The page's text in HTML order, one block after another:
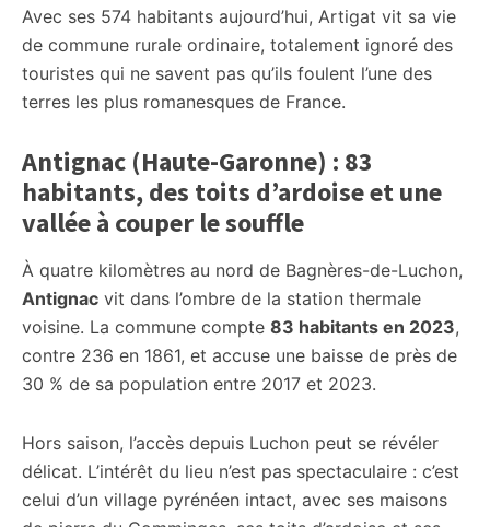
Avec ses 574 habitants aujourd’hui, Artigat vit sa vie
de commune rurale ordinaire, totalement ignoré des
touristes qui ne savent pas qu’ils foulent l’une des
terres les plus romanesques de France.
Antignac (Haute-Garonne) : 83
habitants, des toits d’ardoise et une
vallée à couper le souffle
À quatre kilomètres au nord de Bagnères-de-Luchon,
Antignac vit dans l’ombre de la station thermale
voisine. La commune compte 83 habitants en 2023,
contre 236 en 1861, et accuse une baisse de près de
30 % de sa population entre 2017 et 2023.
Hors saison, l’accès depuis Luchon peut se révéler
délicat. L’intérêt du lieu n’est pas spectaculaire : c’est
celui d’un village pyrénéen intact, avec ses maisons